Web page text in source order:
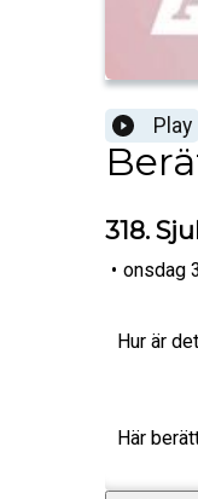
Play
318.
• onsdag
Hur är
Här